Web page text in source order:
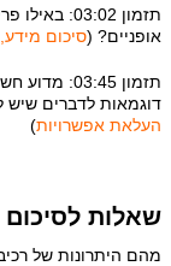
תזמון
אופניים? (סיכום
תזמון
דוגמאות לדברים שיש
העלאת אפשרויות)
שאלות
מהם היתרונות של